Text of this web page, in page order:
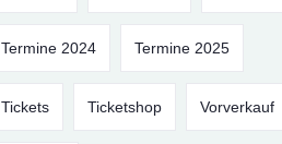
Termine 2024 Termine 2025
Tickets Ticketshop Vorverkauf